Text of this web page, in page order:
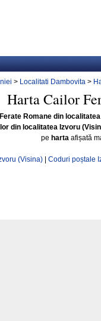
> Localitati Dambovita >
Harta Cailor
Romane din
din localitatea Izvoru
pe hartaafișată
(Visina) Coduri poștale